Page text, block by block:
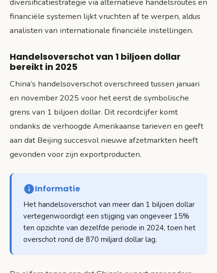
financiële systemen lijkt vruchten af te werpen, aldus
analisten van internationale financiële instellingen.
Handelsoverschot van 1 biljoen dollar
bereikt in 2025
China’s handelsoverschot overschreed tussen januari
en november 2025 voor het eerst de symbolische
grens van 1 biljoen dollar. Dit recordcijfer komt
ondanks de verhoogde Amerikaanse tarieven en geeft
aan dat Beijing succesvol nieuwe afzetmarkten heeft
gevonden voor zijn exportproducten.
Informatie
Het handelsoverschot van meer dan 1 biljoen dollar
vertegenwoordigt een stijging van ongeveer 15%
ten opzichte van dezelfde periode in 2024, toen het
overschot rond de 870 miljard dollar lag.